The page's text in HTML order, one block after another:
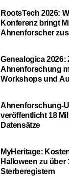
RootsTech 2026:
Konferenz bringt
Ahnenforscher
Genealogica 2026:
Ahnenforschung
Workshops und
Ahnenforschung-
veröffentlicht 18
Datensätze
MyHeritage:
Halloween zu über
Sterberegistern